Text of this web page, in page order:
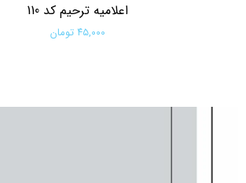
اعلامیه ترحیم کد 110
۴۵,۰۰۰ تومان